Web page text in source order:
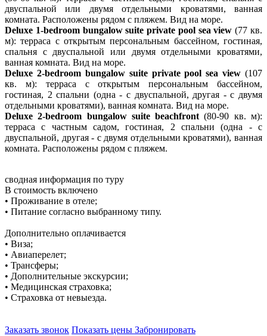
двуспальной или двумя отдельными кроватями, ванная
комната. Расположены рядом с пляжем. Вид на море.
Deluxe 1-bedroom bungalow suite private pool sea view (77 кв.
м): терраса с открытым персональным бассейном, гостиная,
спальня с двуспальной или двумя отдельными кроватями,
ванная комната. Вид на море.
Deluxe 2-bedroom bungalow suite private pool sea view (107
кв. м): терраса с открытым персональным бассейном,
гостиная, 2 спальни (одна - с двуспальной, другая - с двумя
отдельными кроватями), ванная комната. Вид на море.
Deluxe 2-bedroom bungalow suite beachfront (80-90 кв. м):
терраса с частным садом, гостиная, 2 спальни (одна - с
двуспальной, другая - с двумя отдельными кроватями), ванная
комната. Расположены рядом с пляжем.
сводная информация по туру
В стоимость включено
• Проживание в отеле;
• Питание согласно выбранному типу.
Дополнительно оплачивается
• Виза;
• Авиаперелет;
• Трансферы;
• Дополнительные экскурсии;
• Медицинская страховка;
• Страховка от невыезда.
Заказать звонок Показать цены Забронировать